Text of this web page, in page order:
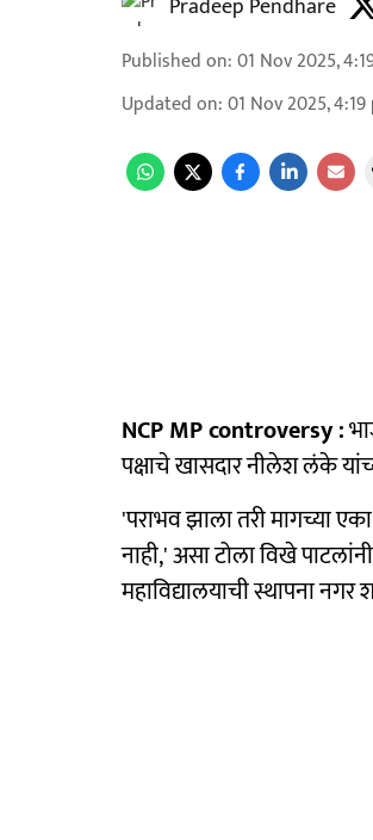
Pradeep Pendhare
Published on:01 Nov 2025,
Updated on:01 Nov 2025,
NCP MP controversy :
पक्षाचे खासदार नीलेश लंके
'पराभव झाला तरी मागच्या
नाही,' असा टोला विखे
महाविद्यालयाची स्थापना